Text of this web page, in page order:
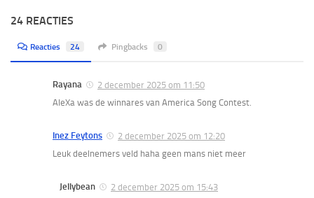
24 REACTIES
Reacties 24 Pingbacks 0
Rayana
2 december 2025 om 11:50
AleXa was de winnares van America Song Contest.
Inez Feytons
2 december 2025 om 12:20
Leuk deelnemers veld haha geen mans niet meer
Jellybean
2 december 2025 om 15:43